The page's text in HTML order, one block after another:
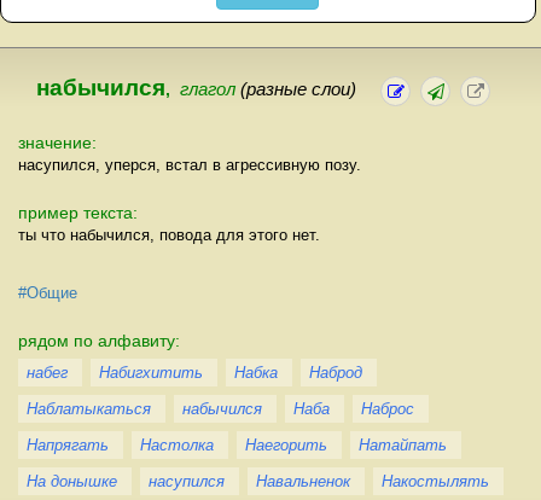
набычился, глагол (разные слои)
значение:
насупился, уперся, встал в агрессивную позу.
пример текста:
ты что набычился, повода для этого нет.
#Общие
рядом по алфавиту:
набег Набигхитить Набка
Наброд
Наблатыкаться
набычился Наба
Наброс
Напрягать
Настолка Наегорить
Натайпать
На донышке
насупился Навальненок Накостылять